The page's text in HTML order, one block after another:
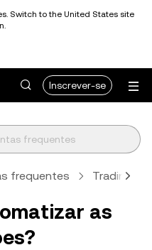
Switch to the United States site
Inscrever-se
frequentes Trading
as